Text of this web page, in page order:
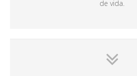
de vida.